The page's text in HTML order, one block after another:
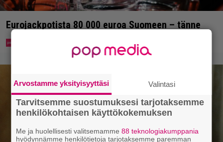
Eurojackpotista 80 000 euroa Suomeen – tänne
Arvostamme yksityisyyttäsi Valintasi
Tarvitsemme suostumuksesi tarjotaksemme
henkilökohtaisen käyttökokemuksen
Me ja huolellisesti valitsemamme88 teknologiakumppania
hyödynnämme henkilötietoja tarjotaksemme paremman